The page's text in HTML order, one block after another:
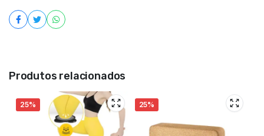
Produtos relacionados
25% 25%